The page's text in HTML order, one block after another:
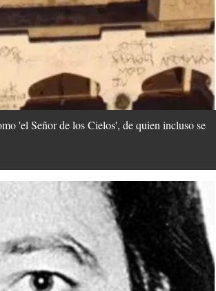
'el Señor de los Cielos', de quien incluso se